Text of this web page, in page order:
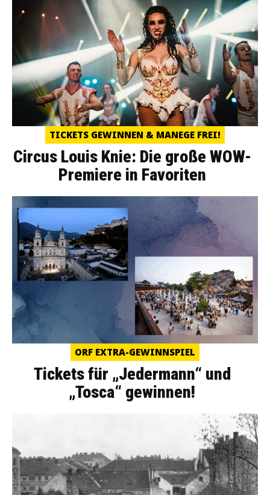
TICKETS GEWINNEN & MANEGE FREI!
Circus Louis Knie: Die große WOW-
Premiere in Favoriten
ORF EXTRA-GEWINNSPIEL
Tickets für „Jedermann“ und
„Tosca“ gewinnen!